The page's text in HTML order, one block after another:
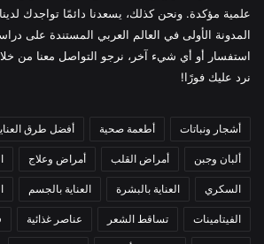
علمية مؤكدة. ونحن كذلك، يسعدنا دائمًا تواجدك
المدونة الأولى في العالم العربي المستندة على
استفسار أو أي شيء آخر، نرجو التواصل معنا من
نرد عليك فورًا!
أشجار ونباتات أطعمة صحية أفضل طرق
ألبان وجبن أمراض القلب أمراض وعلاج
السكري العناية بالبشرة العناية بالجسم
الفيتامينات تساقط الشعر عناصر غذائية